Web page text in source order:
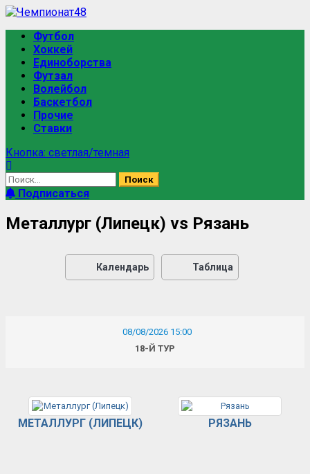
Футбол
Хоккей
Единоборства
Футзал
Волейбол
Баскетбол
Прочие
Ставки
Кнопка: светлая/темная
Подписаться
Металлург (Липецк) vs Рязань
Календарь Таблица
08/08/2026 15:00
18-Й ТУР
МЕТАЛЛУРГ (ЛИПЕЦК) РЯЗАНЬ